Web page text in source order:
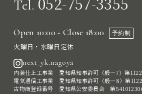
Tel.
Open 10:00 - Close 18:00 予約制
火曜日・水曜日定休
next_yk.nagoya
内装仕上工事業 愛知県知事許可（般―7）第
電気通信工事業 愛知県知事許可（般―8）第
古物商登録番号 愛知県公安委員会 第